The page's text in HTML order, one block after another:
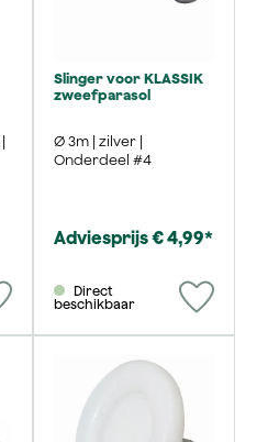
Slinger voor KLASSIK
zweefparasol
Ø 3m | zilver |
Onderdeel #4
Adviesprijs € 4,99*
beschikbaar